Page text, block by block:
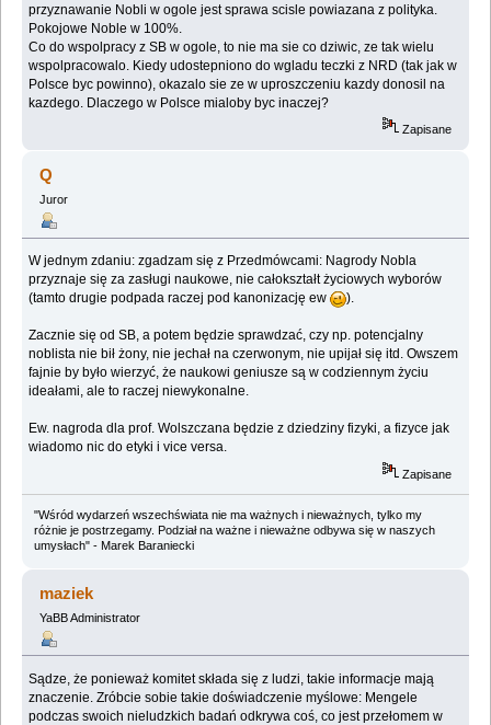
przyznawanie Nobli w ogole jest sprawa scisle powiazana z polityka.
Pokojowe Noble w 100%.
Co do wspolpracy z SB w ogole, to nie ma sie co dziwic, ze tak wielu
wspolpracowalo. Kiedy udostepniono do wgladu teczki z NRD (tak jak w
Polsce byc powinno), okazalo sie ze w uproszczeniu kazdy donosil na
kazdego. Dlaczego w Polsce mialoby byc inaczej?
Zapisane
Q
Juror
W jednym zdaniu: zgadzam się z Przedmówcami: Nagrody Nobla
przyznaje się za zasługi naukowe, nie całokształt życiowych wyborów
(tamto drugie podpada raczej pod kanonizację ew
).
Zacznie się od SB, a potem będzie sprawdzać, czy np. potencjalny
noblista nie bił żony, nie jechał na czerwonym, nie upijał się itd. Owszem
fajnie by było wierzyć, że naukowi geniusze są w codziennym życiu
ideałami, ale to raczej niewykonalne.
Ew. nagroda dla prof. Wolszczana będzie z dziedziny fizyki, a fizyce jak
wiadomo nic do etyki i vice versa.
Zapisane
"Wśród wydarzeń wszechświata nie ma ważnych i nieważnych, tylko my
różnie je postrzegamy. Podział na ważne i nieważne odbywa się w naszych
umysłach" - Marek Baraniecki
maziek
YaBB Administrator
Sądze, że ponieważ komitet składa się z ludzi, takie informacje mają
znaczenie. Zróbcie sobie takie doświadczenie myślowe: Mengele
podczas swoich nieludzkich badań odkrywa coś, co jest przełomem w